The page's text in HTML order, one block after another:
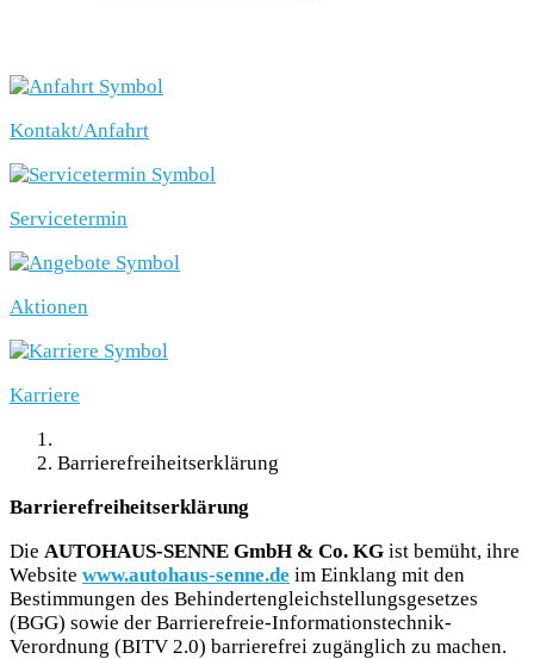
Kontakt/Anfahrt
Servicetermin
Aktionen
Karriere
Barrierefreiheitserklärung
Barrierefreiheitserklärung
Die AUTOHAUS-SENNE GmbH & Co. KG ist bemüht, ihre
Website www.autohaus-senne.de im Einklang mit den
Bestimmungen des Behindertengleichstellungsgesetzes
(BGG) sowie der Barrierefreie-Informationstechnik-
Verordnung (BITV 2.0) barrierefrei zugänglich zu machen.